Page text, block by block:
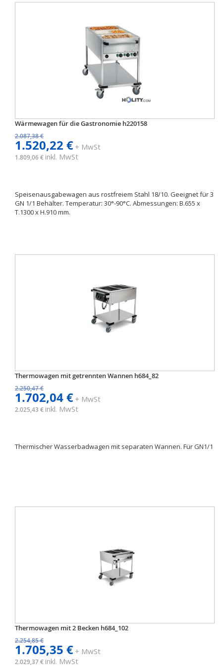
Wärmewagen für die Gastronomie h220158
2.087,38 €
1.520,22 €+ MwSt
1.809,06 € inkl. MwSt
Speisenausgabewagen aus rostfreiem Stahl 18/10. Geeignet für 3
GN 1/1 Behälter. Temperatur: 30°-90°C. Abmessungen: B.655 x
T.1300 x H.910 mm.
Thermowagen mit getrennten Wannen h684_82
2.250,47 €
1.702,04 €+ MwSt
2.025,43 € inkl. MwSt
Thermischer Wasserbadwagen mit separaten Wannen. Für GN1/1
Thermowagen mit 2 Becken h684_102
2.254,85 €
1.705,35 €+ MwSt
2.029,37 € inkl. MwSt